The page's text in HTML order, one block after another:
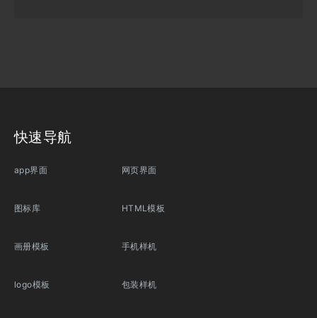
快速导航
app界面
图标库
画册模板
logo模板
网页界面
HTML模板
手机样机
包装样机